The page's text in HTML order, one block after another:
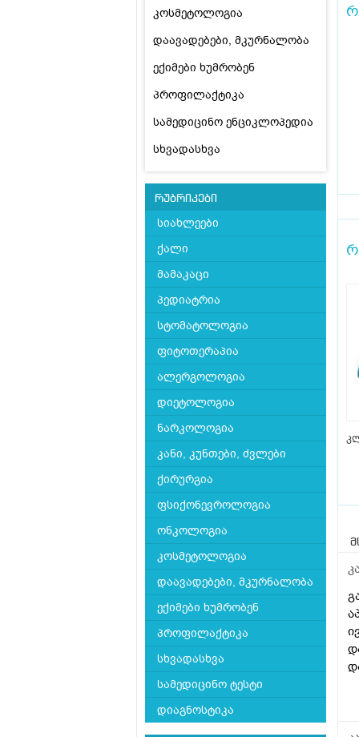
კოსმეტოლოგია
დაავადებები, მკურნალობა
ექიმები ხუმრობენ
პროფილაქტიკა
სამედიცინო ენციკლოპედია
სხვადასხვა
რუბრიკები
სიახლეები
ქალი
მამაკაცი
პედიატრია
სტომატოლოგია
ფიტოთერაპია
ალერგოლოგია
დიეტოლოგია
ნარკოლოგია
კანი, კუნთები, ძვლები
ქირურგია
ფსიქონევროლოგია
ონკოლოგია
კოსმეტოლოგია
დაავადებები, მკურნალობა
ექიმები ხუმრობენ
პროფილაქტიკა
სხვადასხვა
სამედიცინო ტესტი
დიაგნოსტიკა